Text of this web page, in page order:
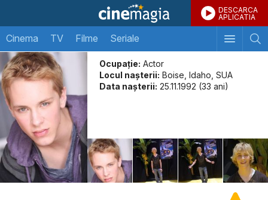
DESCARCA
APLICATIA
Cinema TV Filme Seriale
Ocupație: Actor
Locul naşterii: Boise, Idaho, SUA
Data naşterii: 25.11.1992 (33 ani)